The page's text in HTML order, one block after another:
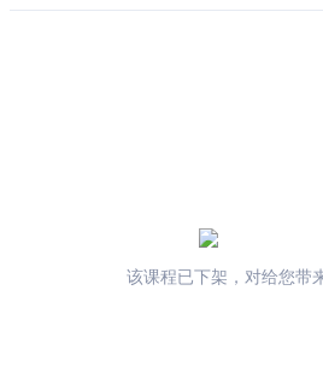
该课程已下架，对给您带